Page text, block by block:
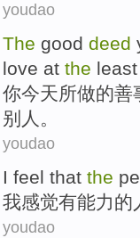
youdao
The good deed
love at the least
你今天所做的善
别人 。
youdao
I feel that the
我感觉有能力的
youdao